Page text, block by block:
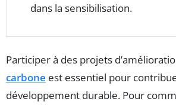
dans la sensibilisation.
Participer à des projets
carbone est essentiel pour
développement durable. Pour